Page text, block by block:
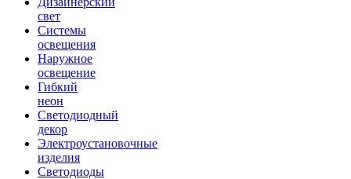
свет
Системы
освещения
Наружное
освещение
Гибкий
неон
Светодиодный
декор
Электроустановочные
изделия
Светодиоды